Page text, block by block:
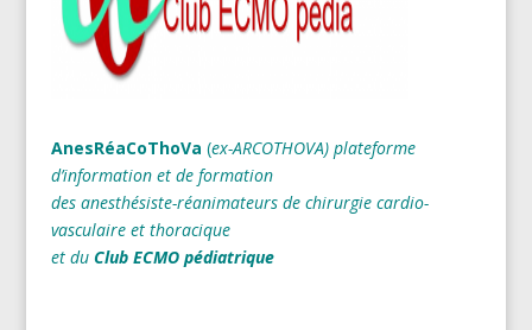
AnesRéaCoThoVa (ex-ARCOTHOVA) plateforme
d’information et de formation
des anesthésiste-réanimateurs de chirurgie cardio-
vasculaire et thoracique
et du Club ECMO pédiatrique